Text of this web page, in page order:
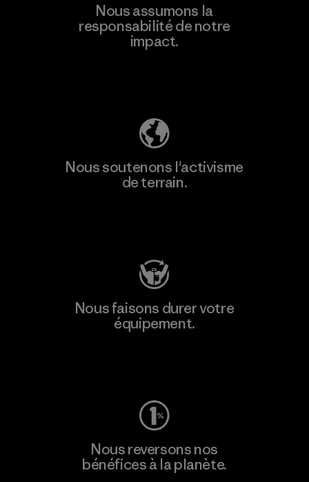
Nous assumons la
responsabilité de notre
impact.
Nous soutenons l'activisme
de terrain.
Nous faisons durer votre
équipement.
Nous reversons nos
bénéfices à la planète.